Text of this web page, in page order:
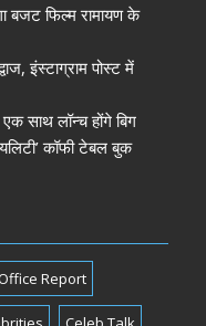
बजट फिल्म रामायण के
इंस्टाग्राम पोस्ट में
साथ लॉन्च होंगे बिग
कॉफी टेबल बुक
Report